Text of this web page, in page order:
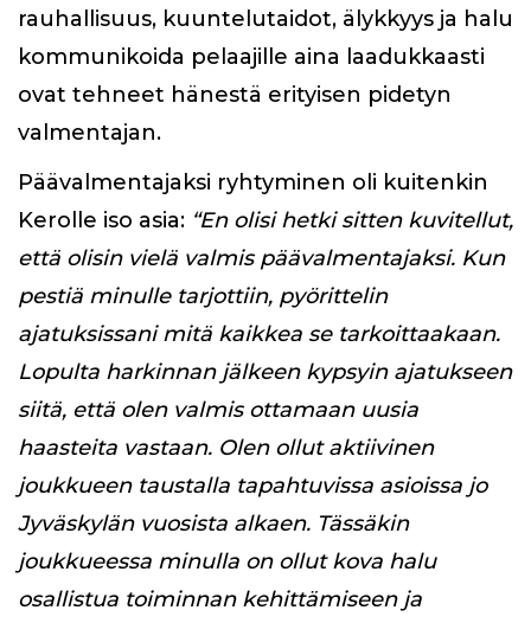
rauhallisuus, kuuntelutaidot, älykkyys ja halu
kommunikoida pelaajille aina laadukkaasti
ovat tehneet hänestä erityisen pidetyn
valmentajan.
Päävalmentajaksi ryhtyminen oli kuitenkin
Kerolle iso asia: “En olisi hetki sitten kuvitellut,
että olisin vielä valmis päävalmentajaksi. Kun
pestiä minulle tarjottiin, pyörittelin
ajatuksissani mitä kaikkea se tarkoittaakaan.
Lopulta harkinnan jälkeen kypsyin ajatukseen
siitä, että olen valmis ottamaan uusia
haasteita vastaan. Olen ollut aktiivinen
joukkueen taustalla tapahtuvissa asioissa jo
Jyväskylän vuosista alkaen. Tässäkin
joukkueessa minulla on ollut kova halu
osallistua toiminnan kehittämiseen ja